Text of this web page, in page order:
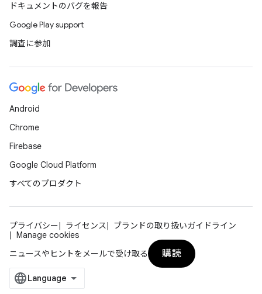
ドキュメントのバグを報告
Google Play support
調査に参加
Android
Chrome
Firebase
Google Cloud Platform
すべてのプロダクト
プライバシー ライセンス
ブランドの取り扱いガイドライン
Manage cookies
ニュースやヒントをメールで受け取る
購読